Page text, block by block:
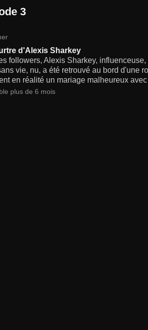
3
d'Alexis Sharkey
followers, Alexis Sharkey,
vie, nu, a été retrouvé au bord d'une
en réalité un mariage malheureux
plus de 6 mois